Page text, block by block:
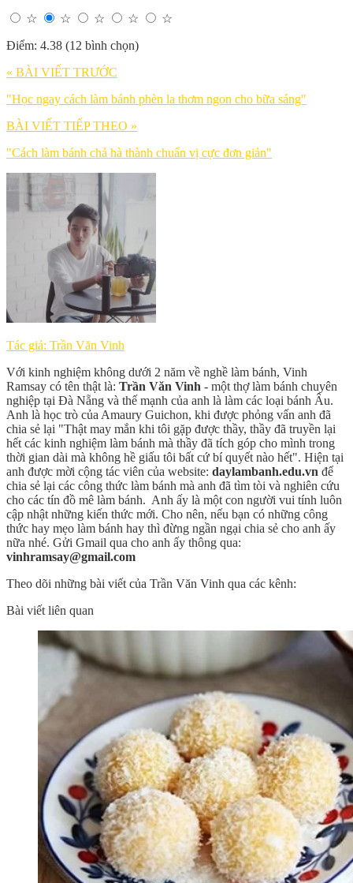
☆ ☆ ☆ ☆
☆
Điểm: 4.38 (12 bình chọn)
« BÀI VIẾT TRƯỚC
"Học ngay cách làm bánh phèn la thơm ngon cho bữa sáng"
BÀI VIẾT TIẾP THEO »
"Cách làm bánh chả hà thành chuẩn vị cực đơn giản"
Tác giả: Trần Văn Vinh
Với kinh nghiệm không dưới 2 năm về nghề làm bánh, Vinh
Ramsay có tên thật là: Trần Văn Vinh - một thợ làm bánh chuyên
nghiệp tại Đà Nẵng và thế mạnh của anh là làm các loại bánh Âu.
Anh là học trò của Amaury Guichon, khi được phỏng vấn anh đã
chia sẻ lại "Thật may mắn khi tôi gặp được thầy, thầy đã truyền lại
hết các kinh nghiệm làm bánh mà thầy đã tích góp cho mình trong
thời gian dài mà không hề giấu tôi bất cứ bí quyết nào hết". Hiện tại
anh được mời cộng tác viên của website: daylambanh.edu.vn để
chia sẻ lại các công thức làm bánh mà anh đã tìm tòi và nghiên cứu
cho các tín đồ mê làm bánh. Anh ấy là một con người vui tính luôn
cập nhật những kiến thức mới. Cho nên, nếu bạn có những công
thức hay mẹo làm bánh hay thì đừng ngần ngại chia sẻ cho anh ấy
nữa nhé. Gửi Gmail qua cho anh ấy thông qua:
vinhramsay@gmail.com
Theo dõi những bài viết của Trần Văn Vinh qua các kênh:
Bài viết liên quan